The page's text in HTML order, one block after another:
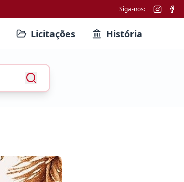
Siga-nos:
Licitações História